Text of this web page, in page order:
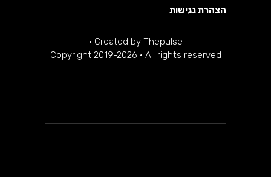
הצהרת נגישות
Created by Thepulse
·
Copyright 2019-2026 · All rights reserved